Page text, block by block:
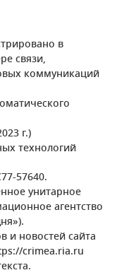
в
связи,
коммуникаций
г.)
технологий
57640.
унитарное
агентство
и новостей сайта
crimea.ria.ru